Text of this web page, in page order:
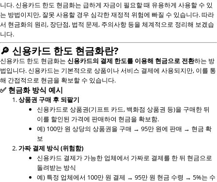
니다. 신용카드 한도 현금화는 급하게 자금이 필요할 때 유용하게 사용할 수 있
는 방법이지만, 잘못 사용할 경우 심각한 재정적 위험에 빠질 수 있습니다. 따라
서 현금화의 원리, 장단점, 법적 문제, 주의사항 등을 체계적으로 정리해 보겠습
니다.
🔎 신용카드 한도 현금화란?
신용카드 한도 현금화는 신용카드의 결제 한도를 이용해 현금으로 전환하는 방
법입니다. 신용카드는 기본적으로 상품이나 서비스 결제에 사용되지만, 이를 통
해 간접적으로 현금을 확보할 수 있습니다.
✅ 현금화 방식 예시
상품권 구매 후 되팔기
신용카드로 상품권(기프트 카드, 백화점 상품권 등)을 구매한 뒤
이를 할인된 가격에 판매하여 현금을 확보함.
예) 100만 원 상당의 상품권을 구매 → 95만 원에 판매 → 현금 확
보
가짜 결제 방식 (위험함)
신용카드 결제가 가능한 업체에서 가짜로 결제를 한 뒤 현금으로
돌려받는 방식
예) 특정 업체에서 100만 원 결제 → 95만 원 현금 수령 → 5%는 수